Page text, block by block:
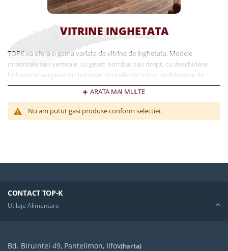
VITRINE INGHETATA
TOPK va ofera o gama variata de vitrine de inghetata. Modele
orizontale sau verticale, cu geam bombat sau drept, cu deschidere
hidraulica sau geamuri batante, vitrinele vin intr-o multitudine de
optiuni pentru a se potrivi perfect in orice gelaterie, cofetarie sau
restaurant. Optiunile de depozitare si accesoriile va permit
personalizarea liniilor de vitrine alese. Mai mult chiar, ele sunt
complementare vitrinelor de expunere prajituri, ciocolata, salate,
ARATA MAI MULTE
Nu am putut gasi produse conform selectiei.
CONTACT TOP-K
Utilaje Alimentare
Bd. Biruintei 49, Pantelimon, Ilfov(harta)